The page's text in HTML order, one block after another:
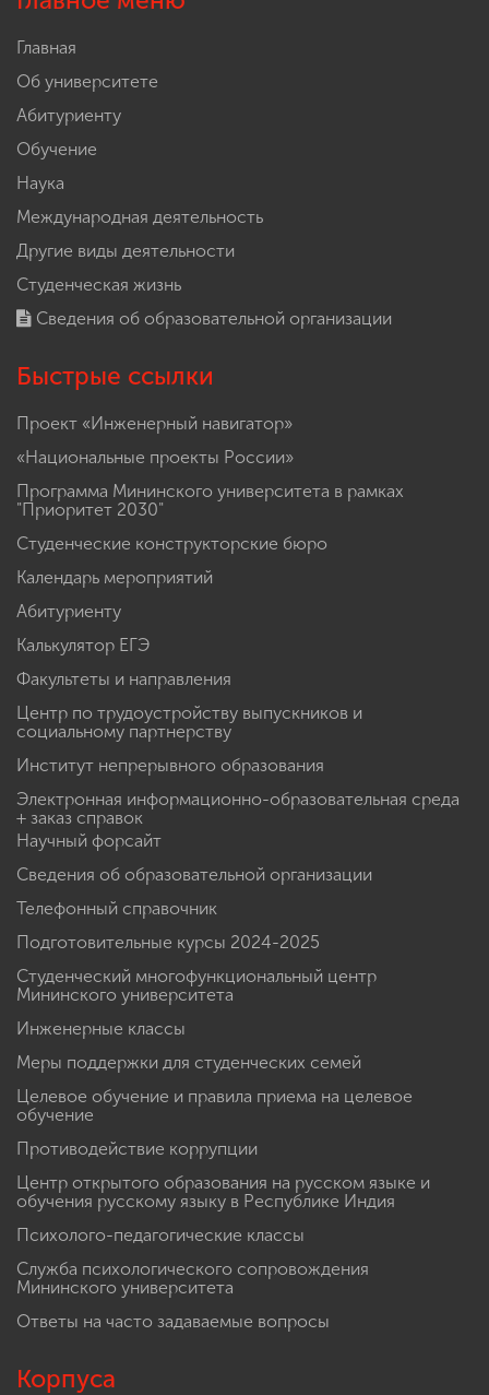
Главная
Об университете
Абитуриенту
Обучение
Наука
Международная деятельность
Другие виды деятельности
Студенческая жизнь
Сведения об образовательной организации
Быстрые ссылки
Проект «Инженерный навигатор»
«Национальные проекты России»
Программа Мининского университета в рамках
"Приоритет 2030"
Студенческие конструкторские бюро
Календарь мероприятий
Абитуриенту
Калькулятор ЕГЭ
Факультеты и направления
Центр по трудоустройству выпускников и
социальному партнерству
Институт непрерывного образования
Электронная информационно-образовательная среда
+ заказ справок
Научный форсайт
Сведения об образовательной организации
Телефонный справочник
Подготовительные курсы 2024-2025
Студенческий многофункциональный центр
Мининского университета
Инженерные классы
Меры поддержки для студенческих семей
Целевое обучение и правила приема на целевое
обучение
Противодействие коррупции
Центр открытого образования на русском языке и
обучения русскому языку в Республике Индия
Психолого-педагогические классы
Служба психологического сопровождения
Мининского университета
Ответы на часто задаваемые вопросы
Корпуса